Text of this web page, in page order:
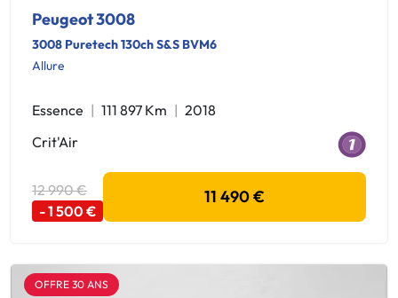
Peugeot 3008
3008 Puretech 130ch S&S BVM6
Allure
Essence 111 897 Km
2018
Crit'Air
12 990 €
- 1 500 €
11 490 €
OFFRE 30 ANS